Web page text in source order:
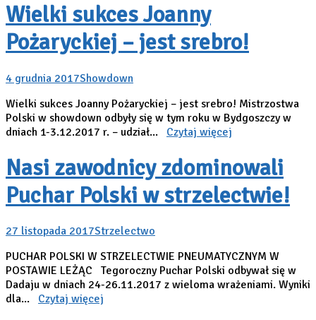
Wielki sukces Joanny
Pożaryckiej – jest srebro!
4 grudnia 2017Showdown
Wielki sukces Joanny Pożaryckiej – jest srebro! Mistrzostwa
Polski w showdown odbyły się w tym roku w Bydgoszczy w
dniach 1-3.12.2017 r. – udział... Czytaj więcej
Nasi zawodnicy zdominowali
Puchar Polski w strzelectwie!
27 listopada 2017Strzelectwo
PUCHAR POLSKI W STRZELECTWIE PNEUMATYCZNYM W
POSTAWIE LEŻĄC Tegoroczny Puchar Polski odbywał się w
Dadaju w dniach 24-26.11.2017 z wieloma wrażeniami. Wyniki
dla... Czytaj więcej